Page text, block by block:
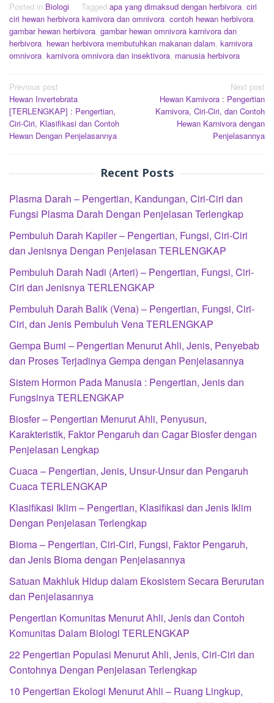
Posted in Biologi Tagged apa yang dimaksud dengan herbivora, ciri
ciri hewan herbivora karnivora dan omnivora, contoh hewan herbivora,
gambar hewan herbivora, gambar hewan omnivora karnivora dan
herbivora, hewan herbivora membutuhkan makanan dalam, karnivora
omnivora, karnivora omnivora dan insektivora, manusia herbivora
Post
navigation
Previous post
Hewan Invertebrata
[TERLENGKAP] : Pengertian,
Ciri-Ciri, Klasifikasi dan Contoh
Hewan Dengan Penjelasannya
Next post
Hewan Karnivora : Pengertian
Karnivora, Ciri-Ciri, dan Contoh
Hewan Karnivora dengan
Penjelasannya
Recent Posts
Plasma Darah – Pengertian, Kandungan, Ciri-Ciri dan
Fungsi Plasma Darah Dengan Penjelasan Terlengkap
Pembuluh Darah Kapiler – Pengertian, Fungsi, Ciri-Ciri
dan Jenisnya Dengan Penjelasan TERLENGKAP
Pembuluh Darah Nadi (Arteri) – Pengertian, Fungsi, Ciri-
Ciri dan Jenisnya TERLENGKAP
Pembuluh Darah Balik (Vena) – Pengertian, Fungsi, Ciri-
Ciri, dan Jenis Pembuluh Vena TERLENGKAP
Gempa Bumi – Pengertian Menurut Ahli, Jenis, Penyebab
dan Proses Terjadinya Gempa dengan Penjelasannya
Sistem Hormon Pada Manusia : Pengertian, Jenis dan
Fungsinya TERLENGKAP
Biosfer – Pengertian Menurut Ahli, Penyusun,
Karakteristik, Faktor Pengaruh dan Cagar Biosfer dengan
Penjelasan Lengkap
Cuaca – Pengertian, Jenis, Unsur-Unsur dan Pengaruh
Cuaca TERLENGKAP
Klasifikasi Iklim – Pengertian, Klasifikasi dan Jenis Iklim
Dengan Penjelasan Terlengkap
Bioma – Pengertian, Ciri-Ciri, Fungsi, Faktor Pengaruh,
dan Jenis Bioma dengan Penjelasannya
Satuan Makhluk Hidup dalam Ekosistem Secara Berurutan
dan Penjelasannya
Pengertian Komunitas Menurut Ahli, Jenis dan Contoh
Komunitas Dalam Biologi TERLENGKAP
22 Pengertian Populasi Menurut Ahli, Jenis, Ciri-Ciri dan
Contohnya Dengan Penjelasan Terlengkap
10 Pengertian Ekologi Menurut Ahli – Ruang Lingkup,